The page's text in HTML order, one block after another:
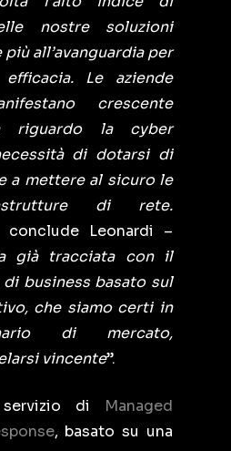
nostre soluzioni
all’avanguardia per
Le aziende
crescente
riguardo la cyber
di dotarsi di
a mettere al sicuro le
di rete.
Leonardi –
già tracciata con il
business basato sul
che siamo certi in
di mercato,
vincente”.
di Managed
, basato su una